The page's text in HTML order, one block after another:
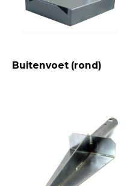
Buitenvoet (rond)